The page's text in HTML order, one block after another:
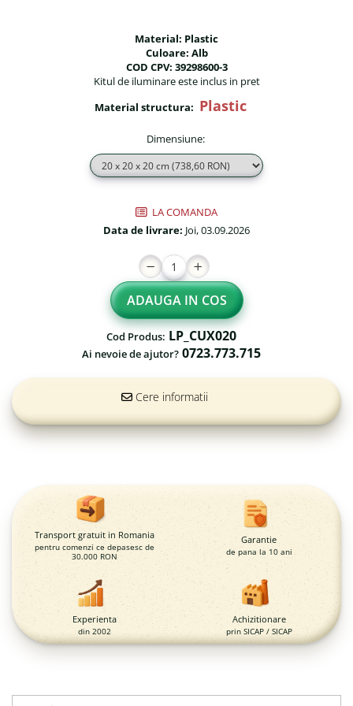
Porti fotbal / handball
Panouri PUBLICITARE
Ghivece din beton
Stalpi stradali
Stalpi / bolarzi de delimitare
Cismea stradala / gradina
Tomberoane si Pubele de
Magazie pubele / tomberoane
Mobilier urban
DIZABILITATI
Material: Plastic
Culoare: Alb
COD CPV: 39298600-3
Kitul de iluminare este inclus in pret
Material structura: Plastic
Dimensiune:
LA COMANDA
Data de livrare: Joi, 03.09.2026
ADAUGA IN COS
Cod Produs: LP_CUX020
Ai nevoie de ajutor? 0723.773.715
Cere informatii
Transport gratuit in Romania
pentru comenzi ce depasesc de
30.000 RON
Garantie
de pana la 10 ani
Experienta
din 2002
Achizitionare
prin SICAP / SICAP